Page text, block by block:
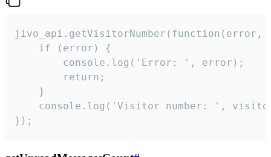
jivo_api.getVisitorNumber(function(error,
    if (error) {
        console.log('Error: ', error);
        return;
    }
console.log('Visitor number: ',
});